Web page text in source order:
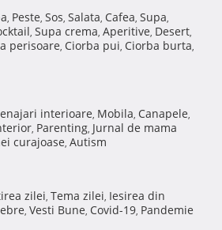
, Peste, Sos, Salata, Cafea, Supa,
, Supa crema, Aperitive, Desert,
perisoare, Ciorba pui, Ciorba burta,
interioare, Mobila, Canapele,
, Parenting, Jurnal de mama
curajoase, Autism
zilei, Tema zilei, Iesirea din
, Vesti Bune, Covid-19, Pandemie